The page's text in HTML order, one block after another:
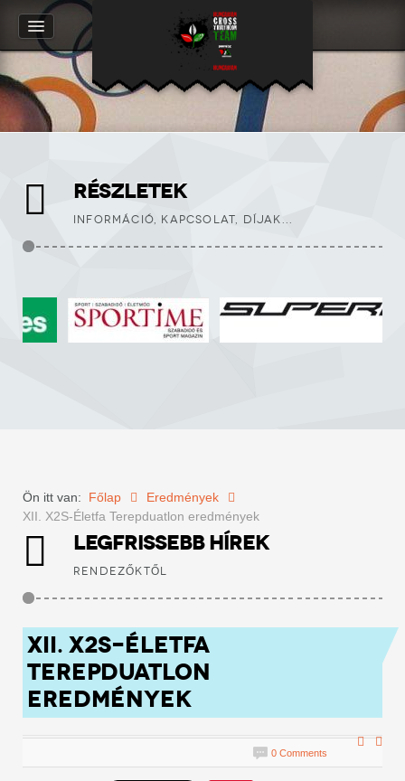
RÉSZLETEK
INFORMÁCIÓ, KAPCSOLAT, DÍJAK...
Ön itt van: Főlap
Eredmények
XII. X2S-Életfa Terepduatlon eredmények
LEGFRISSEBB HÍREK
RENDEZŐKTŐL
XII. X2S-ÉLETFA
TEREPDUATLON
EREDMÉNYEK
0 Comments